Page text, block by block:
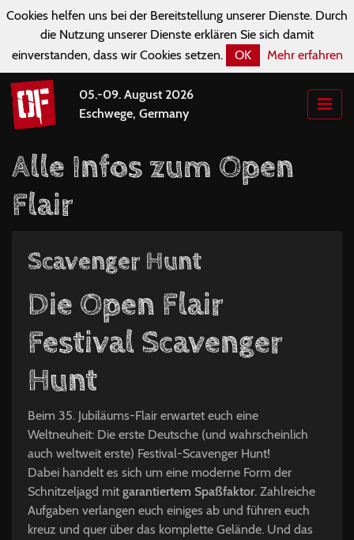
Cookies helfen uns bei der Bereitstellung unserer Dienste. Durch
die Nutzung unserer Dienste erklären Sie sich damit
einverstanden, dass wir Cookies setzen.
OK Mehr erfahren
05.-09. August 2026
Eschwege, Germany
Alle Infos zum Open
Flair
Scavenger Hunt
Die Open Flair
Festival Scavenger
Hunt
Beim 35. Jubiläums-Flair erwartet euch eine
Weltneuheit: Die erste Deutsche (und wahrscheinlich
auch weltweit erste) Festival-Scavenger Hunt!
Dabei handelt es sich um eine moderne Form der
Schnitzeljagd mit garantiertem Spaßfaktor. Zahlreiche
Aufgaben verlangen euch einiges ab und führen euch
kreuz und quer über das komplette Gelände. Und das